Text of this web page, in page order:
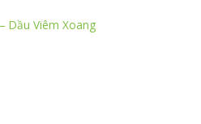
Dầu Viêm Xoang